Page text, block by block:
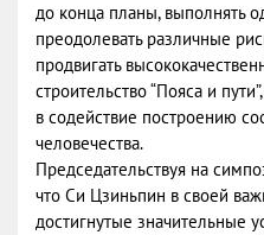
до конца планы, выполнять
преодолевать различные
продвигать
строительство “Пояса и
в содействие построению
человечества.
Председательствуя на
что Си Цзиньпин в своей
достигнутые значительные